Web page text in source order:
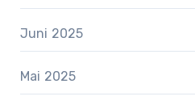
Juni 2025
Mai 2025